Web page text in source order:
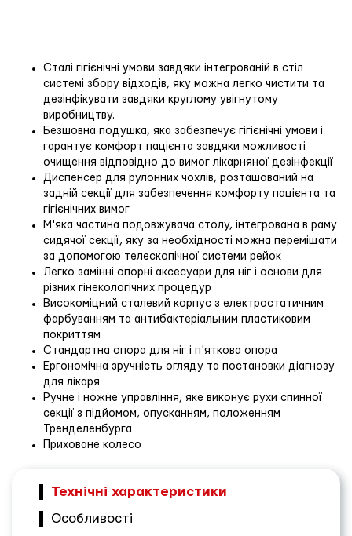
Сталі гігієнічні умови завдяки інтегрованій в стіл
системі збору відходів, яку можна легко чистити та
дезінфікувати завдяки круглому увігнутому
виробництву.
Безшовна подушка, яка забезпечує гігієнічні умови і
гарантує комфорт пацієнта завдяки можливості
очищення відповідно до вимог лікарняної дезінфекції
Диспенсер для рулонних чохлів, розташований на
задній секції для забезпечення комфорту пацієнта та
гігієнічних вимог
М'яка частина подовжувача столу, інтегрована в раму
сидячої секції, яку за необхідності можна переміщати
за допомогою телескопічної системи рейок
Легко замінні опорні аксесуари для ніг і основи для
різних гінекологічних процедур
Високоміцний сталевий корпус з електростатичним
фарбуванням та антибактеріальним пластиковим
покриттям
Стандартна опора для ніг і п'яткова опора
Ергономічна зручність огляду та постановки діагнозу
для лікаря
Ручне і ножне управління, яке виконує рухи спинної
секції з підйомом, опусканням, положенням
Тренделенбурга
Приховане колесо
Технічні характеристики
Особливості